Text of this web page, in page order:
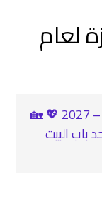
لعام
🏥 تمريض منزلي في الجيزة لعام 2026 – 2027 💖 🏡
باب البيت